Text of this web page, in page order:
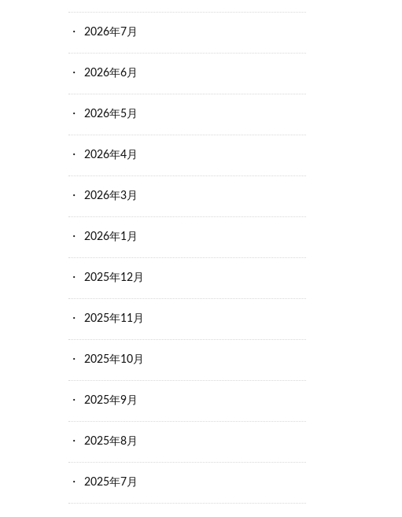
2026年7月
2026年6月
2026年5月
2026年4月
2026年3月
2026年1月
2025年12月
2025年11月
2025年10月
2025年9月
2025年8月
2025年7月